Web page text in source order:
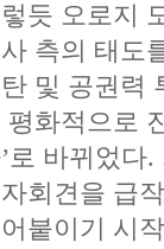
듯 오로지
측의 태도
및 공권력
평화적으로
로 바뀌었다
회견을 급
붙이기 시